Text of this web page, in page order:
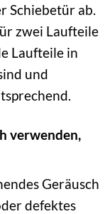
Schiebetür ab.
zwei Laufteile
Laufteile in
und
verwenden,
Geräusch
defektes